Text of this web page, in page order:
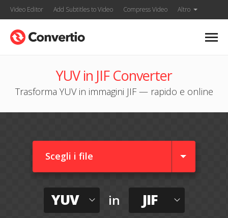
Video Editor Add Subtitles to Video Compress Video Altro
YUV in JIF Converter
Trasforma YUV in immagini JIF — rapido e online
Scegli i file
YUV in JIF